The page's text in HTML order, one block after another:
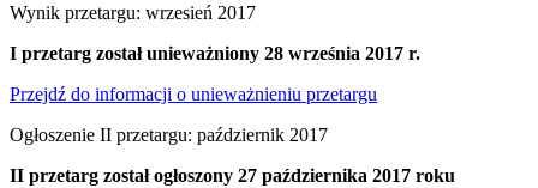
Wynik przetargu: wrzesień 2017
I przetarg został unieważniony 28 września 2017 r.
Przejdź do informacji o unieważnieniu przetargu
Ogłoszenie II przetargu: październik 2017
II przetarg został ogłoszony 27 października 2017 roku